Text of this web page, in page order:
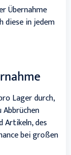
Übernahme
diese in jedem
Lager durch,
Artikeln, des
bei großen